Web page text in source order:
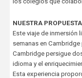
NUESTRA PROPUESTA
Este viaje de inmersión
semanas en Cambridge
Cambridge persigue
idioma y el
Esta experiencia